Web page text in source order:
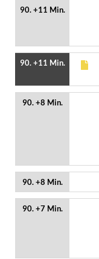
90. +11 Min.
90. +11 Min.
90. +8 Min.
90. +8 Min.
90. +7 Min.